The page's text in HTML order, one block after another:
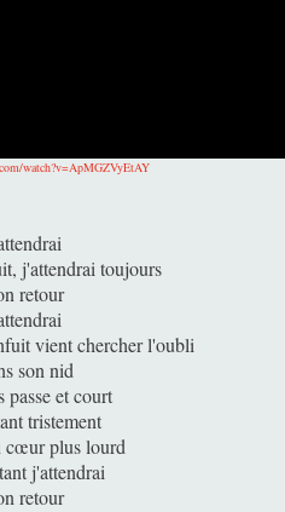
watch?v=ApMGZVyEtAY
j'attendrai toujours
retour
vient chercher l'oubli
son nid
passe et court
tristement
cœur plus lourd
j'attendrai
retour